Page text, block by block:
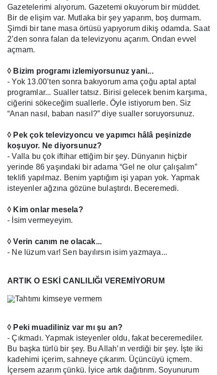
Gazetelerimi alıyorum. Gazetemi okuyorum bir müddet.
Bir de elişim var. Mutlaka bir şey yaparım, boş durmam.
Şimdi bir tane masa örtüsü yapıyorum dikiş odamda. Saat
2’den sonra falan da televizyonu açarım. Ondan evvel
açmam.
◊ Bizim programı izlemiyorsunuz yani...
- Yok 13.00’ten sonra bakıyorum ama çoğu aptal aptal
programlar... Sualler tatsız. Birisi gelecek benim karşıma,
ciğerini sökeceğim suallerle. Öyle istiyorum ben. Siz
“Anan nasıl, baban nasıl?” diye sualler soruyorsunuz.
◊ Pek çok televizyoncu ve yapımcı hâlâ peşinizde
koşuyor. Ne diyorsunuz?
- Valla bu çok iftihar ettiğim bir şey. Dünyanın hiçbir
yerinde 86 yaşındaki bir adama “Gel ne olur çalışalım”
teklifi yapılmaz. Benim yaptığım işi yapan yok. Yapmak
isteyenler ağzına gözüne bulaştırdı. Beceremedi.
◊ Kim onlar mesela?
- İsim vermeyeyim.
◊ Verin canım ne olacak...
- Ne lüzum var! Sen bayılırsın isim yazmaya...
ARTIK O ESKİ CANLILIĞI VEREMİYORUM
◊ Peki muadiliniz var mı şu an?
- Çıkmadı. Yapmak isteyenler oldu, fakat beceremediler.
Bu başka türlü bir şey. Bu Allah’ın verdiği bir şey. İşte iki
kadehimi içerim, sahneye çıkarım. Üçüncüyü içmem.
İçersem azarım çünkü. İyice artık dağıtırım. Soyunurum